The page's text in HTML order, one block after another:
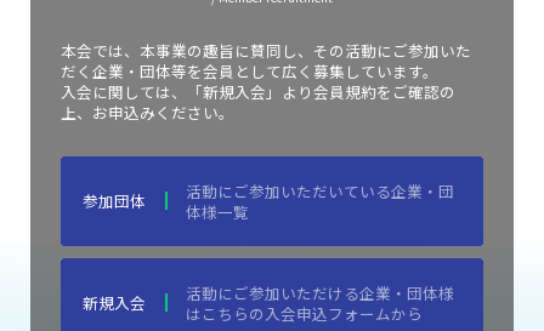
本会では、本事業の趣旨に賛同し、その活動にご参加いた
だく企業・団体等を会員として広く募集しています。
入会に関しては、「新規入会」より会員規約をご確認の
上、お申込みください。
参加団体
活動にご参加いただいている企業・団
体様一覧
新規入会
活動にご参加いただける企業・団体様
はこちらの入会申込フォームから